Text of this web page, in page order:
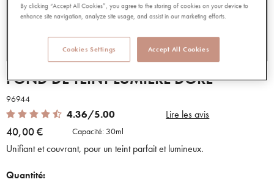
FOND DE TEINT LUMIERE DORE
96944
4.36 out of 5 Customer Rating
4.36/5.00 Lire les avis
40,00 € Capacité: 30ml
Unifiant et couvrant, pour un teint parfait et lumineux.
Quantité:
By clicking “Accept All Cookies”, you agree to the storing of cookies on your device to
enhance site navigation, analyze site usage, and assist in our marketing efforts.
Accept All Cookies
Cookies Settings